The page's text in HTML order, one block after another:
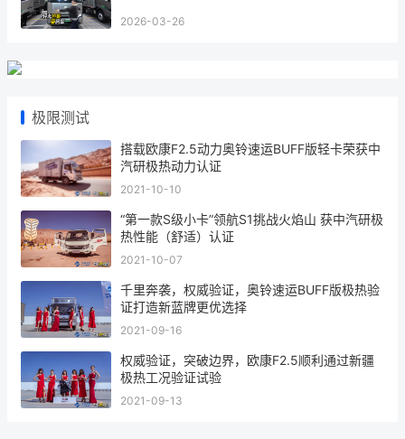
2026-03-26
极限测试
搭载欧康F2.5动力奥铃速运BUFF版轻卡荣获中
汽研极热动力认证
2021-10-10
“第一款S级小卡”领航S1挑战火焰山 获中汽研极
热性能（舒适）认证
2021-10-07
千里奔袭，权威验证，奥铃速运BUFF版极热验
证打造新蓝牌更优选择
2021-09-16
权威验证，突破边界，欧康F2.5顺利通过新疆
极热工况验证试验
2021-09-13